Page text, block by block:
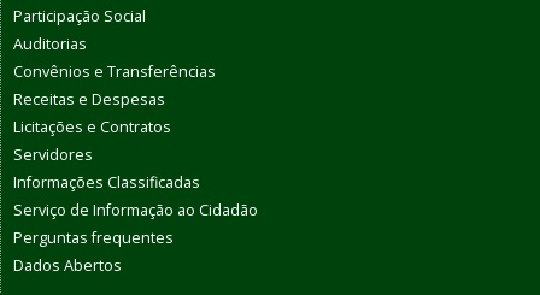
Participação Social
Auditorias
Convênios e Transferências
Receitas e Despesas
Licitações e Contratos
Servidores
Informações Classificadas
Serviço de Informação ao Cidadão
Perguntas frequentes
Dados Abertos